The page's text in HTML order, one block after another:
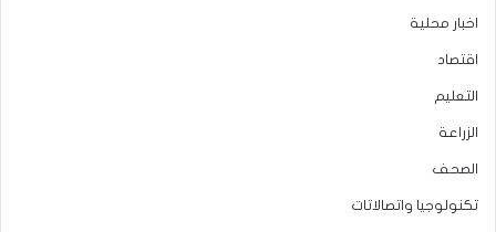
اخبار محلية
اقتصاد
التعليم
الزراعة
الصحف
تكنولوجيا واتصالاتات